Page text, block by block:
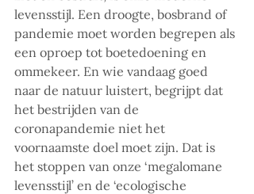
levensstijl. Een droogte, bosbrand of
pandemie moet worden begrepen als
een oproep tot boetedoening en
ommekeer. En wie vandaag goed
naar de natuur luistert, begrijpt dat
het bestrijden van de
coronapandemie niet het
voornaamste doel moet zijn. Dat is
het stoppen van onze ‘megalomane
levensstijl’ en de ‘ecologische